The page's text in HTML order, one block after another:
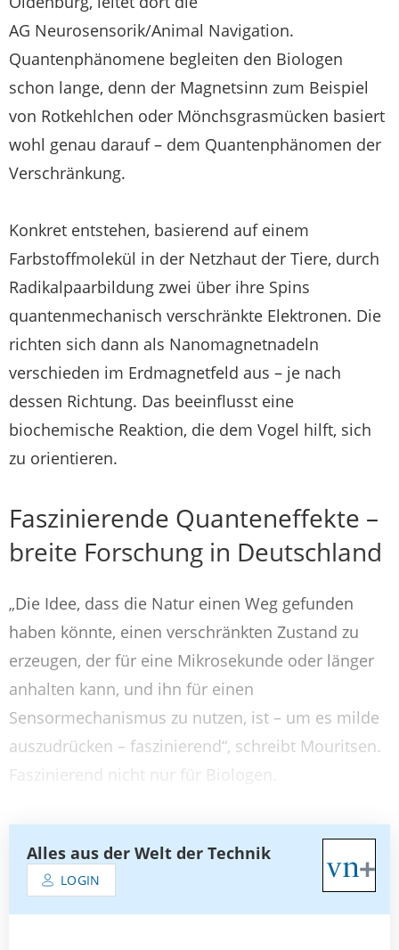
AG Neurosensorik/Animal Navigation.
Quantenphänomene begleiten den Biologen
schon lange, denn der Magnetsinn zum Beispiel
von Rotkehlchen oder Mönchsgrasmücken basiert
wohl genau darauf – dem Quantenphänomen der
Verschränkung.
Konkret entstehen, basierend auf einem
Farbstoffmolekül in der Netzhaut der Tiere, durch
Radikalpaarbildung zwei über ihre Spins
quantenmechanisch verschränkte Elektronen. Die
richten sich dann als Nanomagnetnadeln
verschieden im Erdmagnetfeld aus – je nach
dessen Richtung. Das beeinflusst eine
biochemische Reaktion, die dem Vogel hilft, sich
zu orientieren.
Faszinierende Quanteneffekte –
breite Forschung in Deutschland
„Die Idee, dass die Natur einen Weg gefunden
haben könnte, einen verschränkten Zustand zu
erzeugen, der für eine Mikrosekunde oder länger
anhalten kann, und ihn für einen
Sensormechanismus zu nutzen, ist – um es milde
auszudrücken – faszinierend“, schreibt Mouritsen.
Faszinierend nicht nur für Biologen.
Alles aus der Welt der Technik
LOGIN